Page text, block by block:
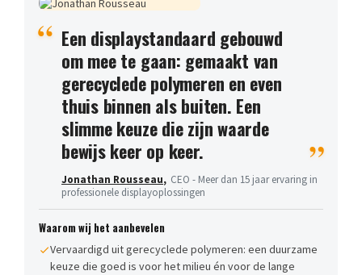
Een displaystandaard gebouwd
om mee te gaan: gemaakt van
gerecyclede polymeren en even
thuis binnen als buiten. Een
slimme keuze die zijn waarde
bewijs keer op keer.
Jonathan Rousseau, CEO - Meer dan 15 jaar ervaring in
professionele displayoplossingen
Waarom wij het aanbevelen
Vervaardigd uit gerecyclede polymeren: een duurzame
keuze die goed is voor het milieu én voor de lange